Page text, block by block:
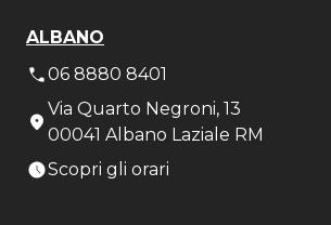
ALBANO
06 8880 8401
Via Quarto Negroni, 13
00041 Albano Laziale RM
Scopri gli orari